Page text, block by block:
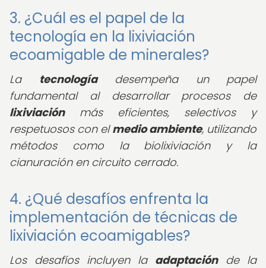
3. ¿Cuál es el papel de la
tecnología en la lixiviación
ecoamigable de minerales?
La tecnologíadesempeña un papel
fundamental al desarrollar procesos de
lixiviaciónmás eficientes, selectivos y
respetuosos con elmedio ambiente, utilizando
métodos como la biolixiviación y la
cianuración en circuito cerrado.
4. ¿Qué desafíos enfrenta la
implementación de técnicas de
lixiviación ecoamigables?
Los desafíos incluyen la adaptaciónde la